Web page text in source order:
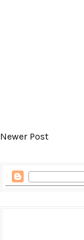
Newer Post